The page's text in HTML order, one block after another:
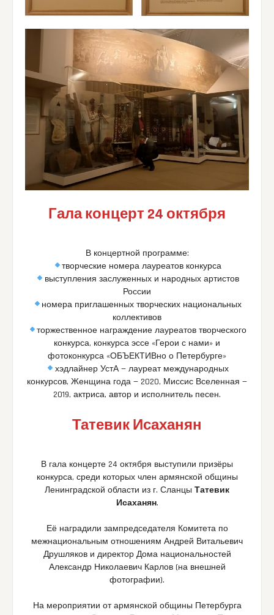
Гала концерт 24 октября
В концертной программе:
творческие номера лауреатов конкурса
выступления заслуженных и народных артистов
России
номера приглашенных творческих национальных
коллективов
торжественное награждение лауреатов творческого
конкурса, конкурса эссе «Герои с нами» и
фотоконкурса «ОБЪЕКТИВно о Петербурге»
хэдлайнер УстА — лауреат международных
конкурсов, Женщина года — 2020, Миссис Вселенная —
2019, актриса, автор и исполнитель песен.
Татевик Исаханян
В гала концерте 24 октября выступили призёры
конкурса, среди которых член армянской общины
Ленинградской области из г. Сланцы Татевик
Исаханян.
Её наградили зампредседателя Комитета по
межнациональным отношениям Андрей Витальевич
Друшляков и директор Дома национальностей
Александр Николаевич Карлов (на внешней
фотографии).
На мероприятии от армянской общины Петербурга